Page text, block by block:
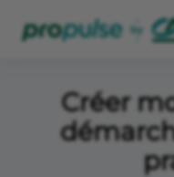
Créer